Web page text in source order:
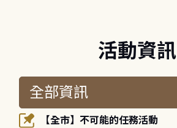
活動資訊
【全市】不可能的任務活動